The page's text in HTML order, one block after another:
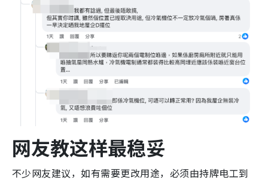
网友教这样最稳妥
不少网友建议，如有需要更改用途，必须由持牌电工到